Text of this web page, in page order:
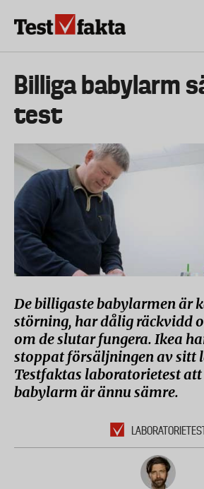
Huvudmeny
ny
Billiga babylarm
test
De billigaste babylarmen är
störning, har dålig räckvidd
om de slutar fungera. Ikea
stoppat försäljningen av sitt
Testfaktas laboratorietest att
babylarm är ännu sämre.